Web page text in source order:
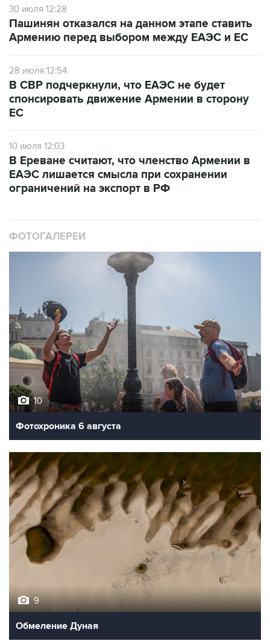
30 июля 12:28
Пашинян отказался на данном этапе ставить
Армению перед выбором между ЕАЭС и ЕС
28 июля 12:54
В СВР подчеркнули, что ЕАЭС не будет
спонсировать движение Армении в сторону
ЕС
10 июля 12:03
В Ереване считают, что членство Армении в
ЕАЭС лишается смысла при сохранении
ограничений на экспорт в РФ
ФОТОГАЛЕРЕИ
10
Фотохроника 6 августа
9
Обмеление Дуная